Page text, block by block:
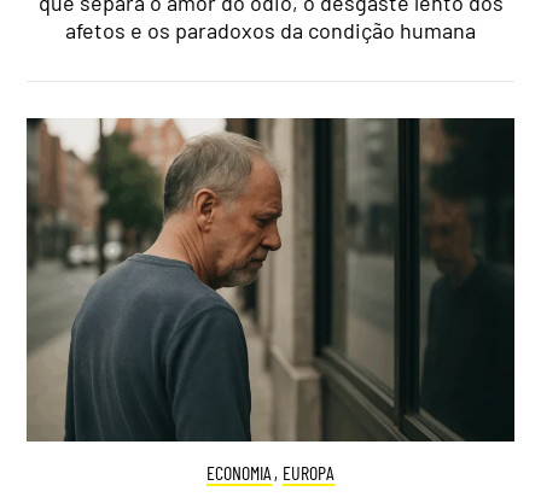
afetos e os paradoxos da condição humana
ECONOMIA , EUROPA